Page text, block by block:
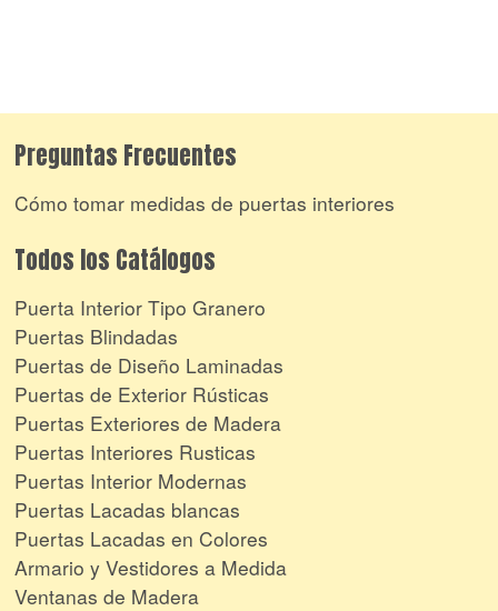
Preguntas Frecuentes
Cómo tomar medidas de puertas interiores
Todos los Catálogos
Puerta Interior Tipo Granero
Puertas Blindadas
Puertas de Diseño Laminadas
Puertas de Exterior Rústicas
Puertas Exteriores de Madera
Puertas Interiores Rusticas
Puertas Interior Modernas
Puertas Lacadas blancas
Puertas Lacadas en Colores
Armario y Vestidores a Medida
Ventanas de Madera